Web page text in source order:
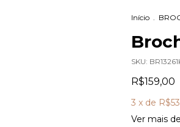
Início .
SKU:
R$159,00
3 x de
Ver mais